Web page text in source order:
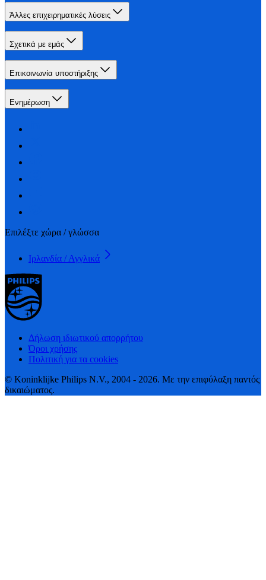
Άλλες επιχειρηματικές λύσεις
Σχετικά με εμάς
Επικοινωνία υποστήριξης
Ενημέρωση
Επιλέξτε χώρα / γλώσσα
Ιρλανδία / Αγγλικά
Δήλωση ιδιωτικού απορρήτου
Όροι χρήσης
Πολιτική για τα cookies
© Koninklijke Philips N.V., 2004 - 2026. Με την επιφύλαξη παντός
δικαιώματος.